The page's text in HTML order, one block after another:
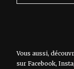
Vous aussi,
sur Facebook,